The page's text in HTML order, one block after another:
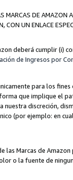
MARCAS DE
CON UN ENLACE
deberá cumplir (i)
de Ingresos por
para los
que implique el
nuestra discreción,
(por ejemplo: en
las Marcas de
o la fuente de